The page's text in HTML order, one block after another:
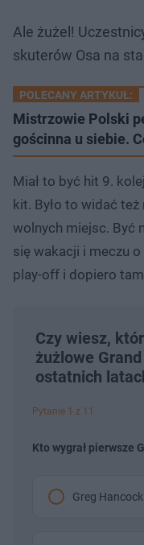
Ale żużel!
skuterów Osa na
POLECANY ARTYKUŁ:
Mistrzowie Polski
gościnna u siebie.
Miał to być hit 9.
kit. Było to widać też
wolnych miejsc. Być
się wakacji i meczu
play-off i dopiero
Czy wiesz,
żużlowe
ostatnich
Pytanie 1 z 11
Kto wygrał pierwsze
Greg Hancock